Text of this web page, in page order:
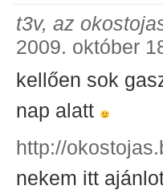
t3v, az
2009. október
kellően sok
nap alatt
http://
nekem itt